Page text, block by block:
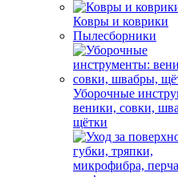
Ковры и коврики
Пылесборники
Уборочные
веники, совки,
щётки